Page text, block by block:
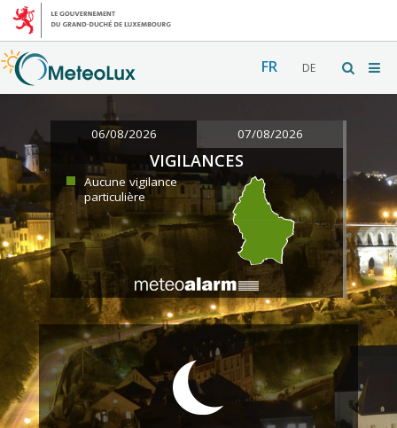
FR DE
06/08/2026 07/08/2026
VIGILANCES
Aucune vigilance
particulière